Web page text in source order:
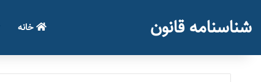
شناسنامه قانون خانه